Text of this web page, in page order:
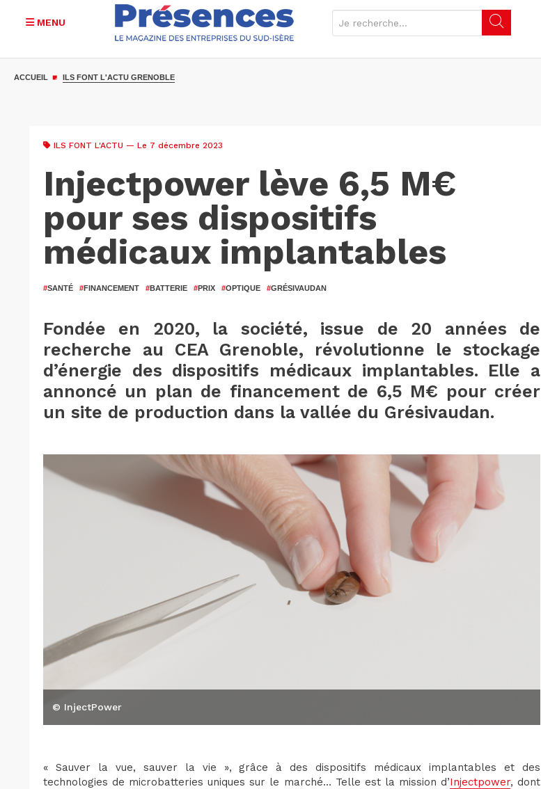
MENU
ACCUEIL ILS FONT L'ACTU GRENOBLE
ILS FONT L'ACTU — Le 7 décembre 2023
Injectpower lève 6,5 M€
pour ses dispositifs
médicaux implantables
#SANTÉ #FINANCEMENT #BATTERIE #PRIX #OPTIQUE #GRÉSIVAUDAN
Fondée en 2020, la société, issue de 20 années de
recherche au CEA Grenoble, révolutionne le stockage
d’énergie des dispositifs médicaux implantables. Elle a
annoncé un plan de financement de 6,5 M€ pour créer
un site de production dans la vallée du Grésivaudan.
© InjectPower
« Sauver la vue, sauver la vie », grâce à des dispositifs médicaux implantables et des
technologies de microbatteries uniques sur le marché… Telle est la mission d’Injectpower, dont